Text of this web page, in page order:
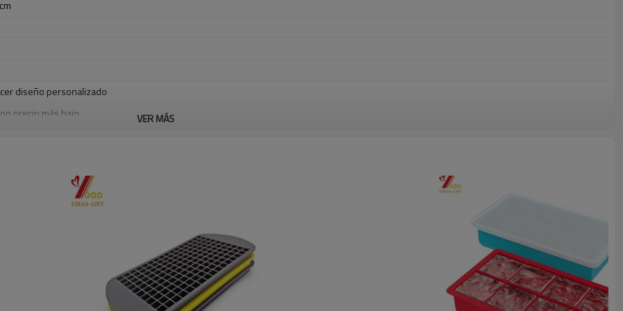
diseño personalizado
precio más bajo
existente: 2 días; tiempo de smaple personalizado: 5 ~ 7 días
12-18 días después de la muestra confirmada.
de pago; T / T (depósito del 30%, 70% contra copia de B / L),Western Union
VER MÁS